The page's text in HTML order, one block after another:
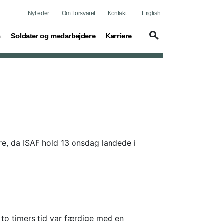
Nyheder Om Forsvaret Kontakt English
Soldater og medarbejdere
(current) Karriere
(current)
da ISAF hold 13 onsdag landede i
to timers tid var færdige med en